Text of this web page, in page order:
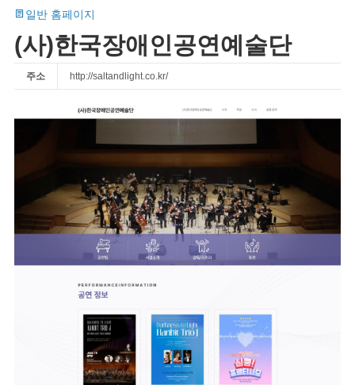
일반 홈페이지
(사)한국장애인공연예술단
주소 http://saltandlight.co.kr/